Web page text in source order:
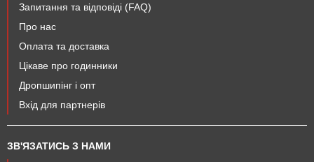
Запитання та відповіді (FAQ)
Про нас
Оплата та доставка
Цікаве про годинники
Дропшипінг і опт
Вхід для партнерів
ЗВ'ЯЗАТИСЬ З НАМИ